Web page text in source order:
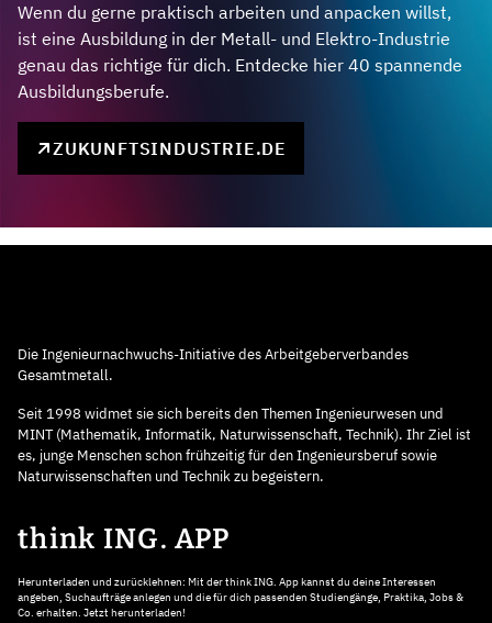
Wenn du gerne praktisch arbeiten und anpacken willst,
ist eine Ausbildung in der Metall- und Elektro-Industrie
genau das richtige für dich. Entdecke hier 40 spannende
Ausbildungsberufe.
ZUKUNFTSINDUSTRIE.DE
Die Ingenieurnachwuchs-Initiative des Arbeitgeberverbandes
Gesamtmetall.
Seit 1998 widmet sie sich bereits den Themen Ingenieurwesen und
MINT (Mathematik, Informatik, Naturwissenschaft, Technik). Ihr Ziel ist
es, junge Menschen schon frühzeitig für den Ingenieursberuf sowie
Naturwissenschaften und Technik zu begeistern.
think ING. APP
Herunterladen und zurücklehnen: Mit der think ING. App kannst du deine Interessen
angeben, Suchaufträge anlegen und die für dich passenden Studiengänge, Praktika, Jobs &
Co. erhalten. Jetzt herunterladen!